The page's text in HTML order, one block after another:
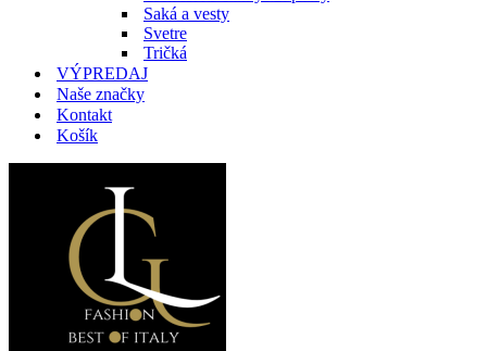
Saká a vesty
Svetre
Tričká
VÝPREDAJ
Naše značky
Kontakt
Košík